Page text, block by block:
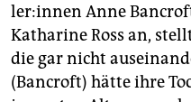
le­r:in­nen Anne
Katharine Ross an,
die gar nicht
(Bancroft) hätte ihre